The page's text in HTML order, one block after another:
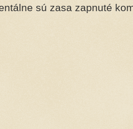
sú zasa zapnuté